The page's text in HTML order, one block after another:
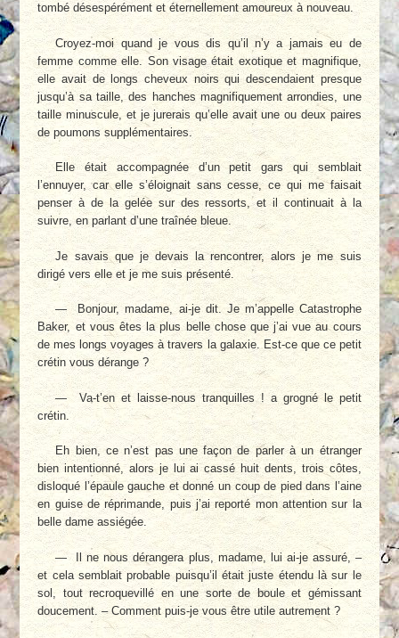
tombé désespérément et éternellement amoureux à nouveau.
Croyez-moi quand je vous dis qu’il n’y a jamais eu de
femme comme elle. Son visage était exotique et magnifique,
elle avait de longs cheveux noirs qui descendaient presque
jusqu’à sa taille, des hanches magnifiquement arrondies, une
taille minuscule, et je jurerais qu’elle avait une ou deux paires
de poumons supplémentaires.
Elle était accompagnée d’un petit gars qui semblait
l’ennuyer, car elle s’éloignait sans cesse, ce qui me faisait
penser à de la gelée sur des ressorts, et il continuait à la
suivre, en parlant d’une traînée bleue.
Je savais que je devais la rencontrer, alors je me suis
dirigé vers elle et je me suis présenté.
— Bonjour, madame, ai-je dit. Je m’appelle Catastrophe
Baker, et vous êtes la plus belle chose que j’ai vue au cours
de mes longs voyages à travers la galaxie. Est-ce que ce petit
crétin vous dérange ?
— Va-t’en et laisse-nous tranquilles ! a grogné le petit
crétin.
Eh bien, ce n’est pas une façon de parler à un étranger
bien intentionné, alors je lui ai cassé huit dents, trois côtes,
disloqué l’épaule gauche et donné un coup de pied dans l’aine
en guise de réprimande, puis j’ai reporté mon attention sur la
belle dame assiégée.
— Il ne nous dérangera plus, madame, lui ai-je assuré, –
et cela semblait probable puisqu’il était juste étendu là sur le
sol, tout recroquevillé en une sorte de boule et gémissant
doucement. – Comment puis-je vous être utile autrement ?